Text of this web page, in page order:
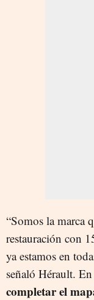
“Somos la marca
restauración con
ya estamos en
señaló Hérault.
completar el